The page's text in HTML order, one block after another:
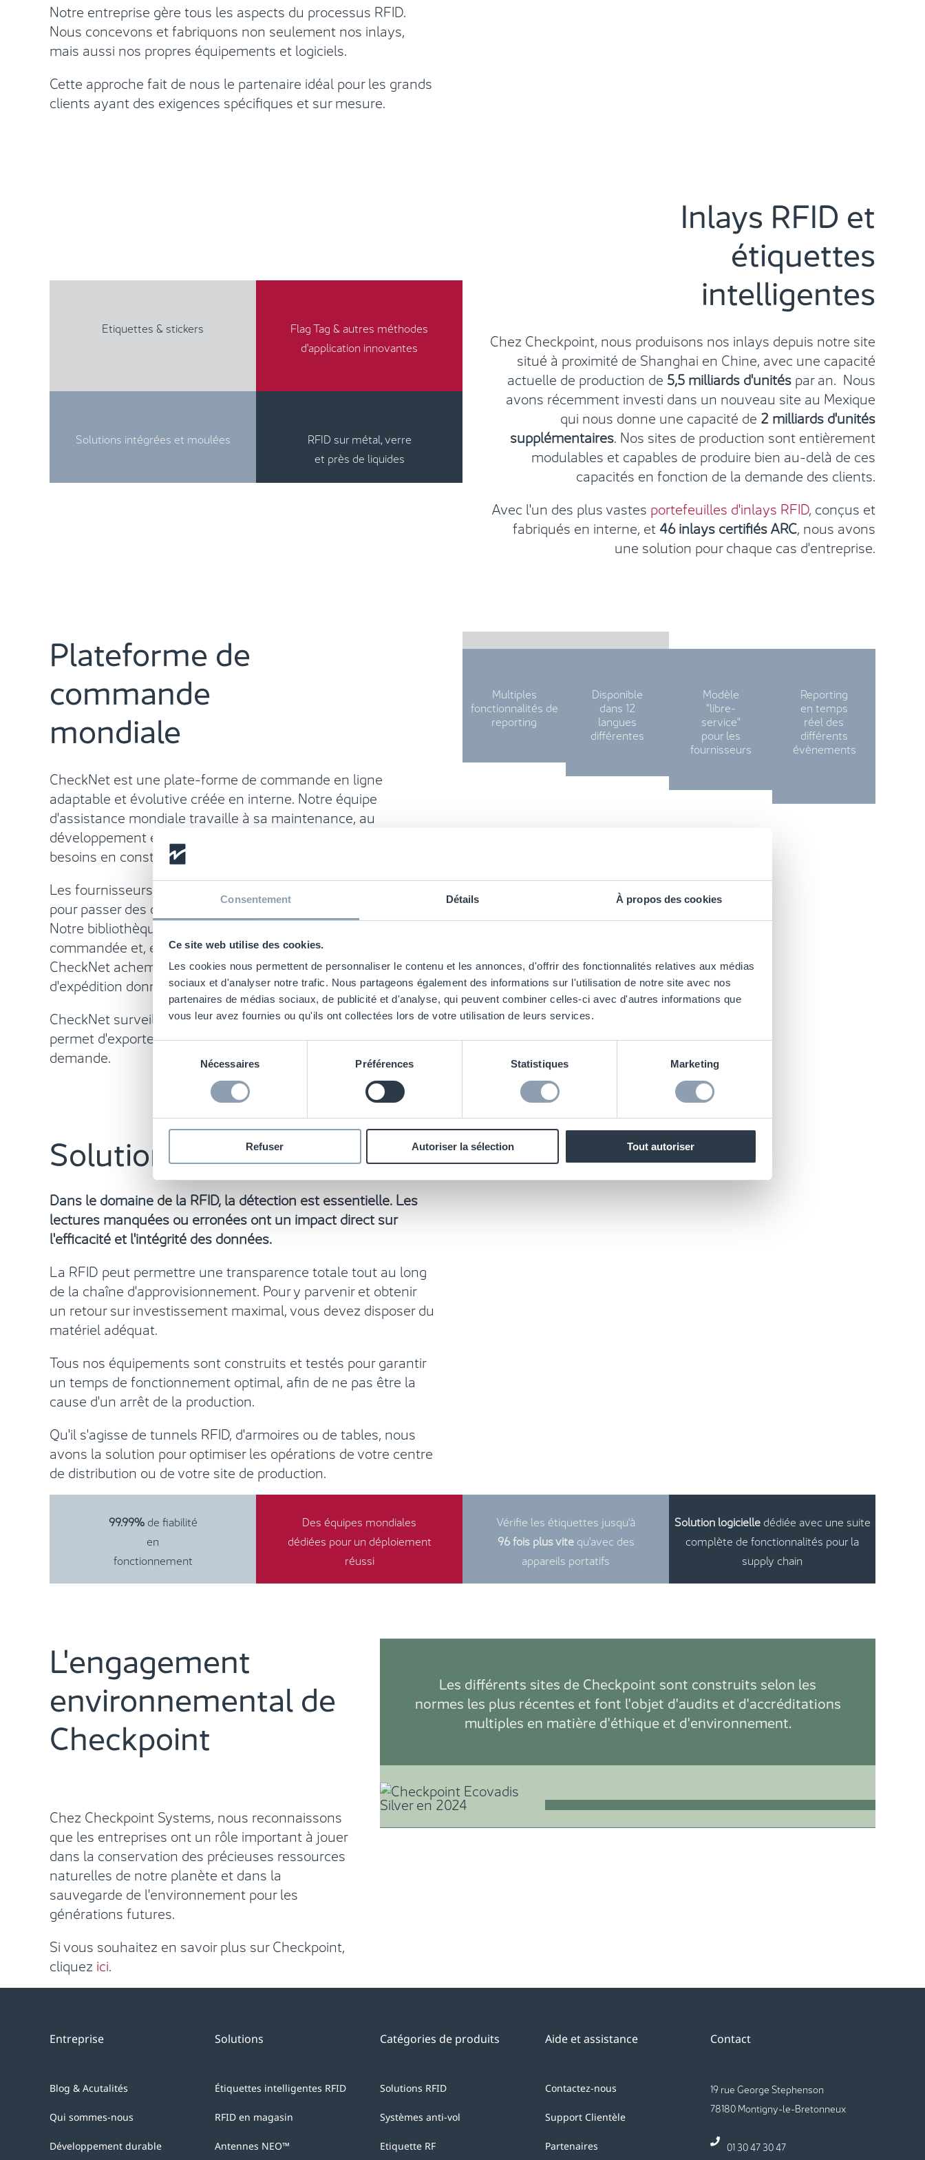
Consentement Détails À propos des cookies
Ce site web utilise des cookies.
Les cookies nous permettent de personnaliser le contenu et les annonces, d'offrir des fonctionnalités relatives aux médias
sociaux et d'analyser notre trafic. Nous partageons également des informations sur l'utilisation de notre site avec nos
partenaires de médias sociaux, de publicité et d'analyse, qui peuvent combiner celles-ci avec d'autres informations que
vous leur avez fournies ou qu'ils ont collectées lors de votre utilisation de leurs services.
consentement
Nécessaires Préférences Statistiques Marketing
Refuser Autoriser la sélection Tout autoriser
Notre entreprise gère tous les aspects du processus RFID.
Nous concevons et fabriquons non seulement nos inlays,
mais aussi nos propres équipements et logiciels.
Cette approche fait de nous le partenaire idéal pour les grands
clients ayant des exigences spécifiques et sur mesure.
Etiquettes & stickers
Flag Tag & autres méthodes
d'application innovantes
Solutions intégrées et moulées
RFID sur métal, verre
et près de liquides
Inlays RFID et
étiquettes
intelligentes
Chez Checkpoint, nous produisons nos inlays depuis notre site
situé à proximité de Shanghai en Chine, avec une capacité
actuelle de production de 5,5 milliards d'unitéspar an. Nous
avons récemment investi dans un nouveau site au Mexique
qui nous donne une capacité de 2 milliards d'unités
supplémentaires. Nos sites de production sont entièrement
modulables et capables de produire bien au-delà de ces
capacités en fonction de la demande des clients.
Avec l'un des plus vastes portefeuilles d'inlays RFID, conçus et
fabriqués en interne, et46 inlays certifiés ARC, nous avons
une solution pour chaque cas d'entreprise.
Plateforme de
commande
mondiale
CheckNet est une plate-forme de commande en ligne
adaptable et évolutive créée en interne. Notre équipe
d'assistance mondiale travaille à sa maintenance, au
développement et à son optimisation pour répondre aux
besoins en constante évolution de la RFID.
Les fournisseurs peuvent accéder à CheckNet de n'importe où
pour passer des commandes avec ou sans données variables.
Notre bibliothèque complète de produits peut être
commandée et, en fonction des commandes passées,
CheckNet achemine la commande la plus proche du lieu
d'expédition donné.
CheckNet surveille et maintient la gestion des commandes et
permet d'exporter les données relatives à chacune en cas de
demande.
Multiples
fonctionnalités de
reporting
Disponible
dans 12
langues
différentes
Modèle
"libre-
service"
pour les
fournisseurs
Reporting
en temps
réel des
différents
évènements
Solutions RFID pour la Supply Chain
Dans le domaine de la RFID, la détection est essentielle. Les
lectures manquées ou erronées ont un impact direct sur
l'efficacité et l'intégrité des données.
La RFID peut permettre une transparence totale tout au long
de la chaîne d'approvisionnement. Pour y parvenir et obtenir
un retour sur investissement maximal, vous devez disposer du
matériel adéquat.
Tous nos équipements sont construits et testés pour garantir
un temps de fonctionnement optimal, afin de ne pas être la
cause d'un arrêt de la production.
Qu'il s'agisse de tunnels RFID, d'armoires ou de tables, nous
avons la solution pour optimiser les opérations de votre centre
de distribution ou de votre site de production.
99.99%de fiabilité
en
fonctionnement
Des équipes mondiales
dédiées pour un déploiement
réussi
Vérifie les étiquettes jusqu'à
96 fois plus vitequ'avec des
appareils portatifs
Solution logicielledédiée avec une suite
complète de fonctionnalités pour la
supply chain
L'engagement
environnemental de
Checkpoint
Chez Checkpoint Systems, nous reconnaissons
que les entreprises ont un rôle important à jouer
dans la conservation des précieuses ressources
naturelles de notre planète et dans la
sauvegarde de l'environnement pour les
générations futures.
Si vous souhaitez en savoir plus sur Checkpoint,
cliquez ici.
Les différents sites de Checkpoint sont construits selon les
normes les plus récentes et font l'objet d'audits et d'accréditations
multiples en matière d'éthique et d'environnement.
Entreprise
Blog & Acutalités
Qui sommes-nous
Développement durable
Solutions
Étiquettes intelligentes RFID
RFID en magasin
Antennes NEO™
Catégories de produits
Solutions RFID
Systèmes anti-vol
Etiquette RF
Aide et assistance
Contactez-nous
Support Clientèle
Partenaires
Contact
19 rue George Stephenson
78180 Montigny-le-Bretonneux
01 30 47 30 47